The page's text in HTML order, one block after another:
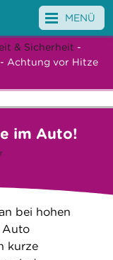
MENÜ
& Sicherheit -
- Achtung vor Hitze
im Auto!
bei hohen
Auto
kurze